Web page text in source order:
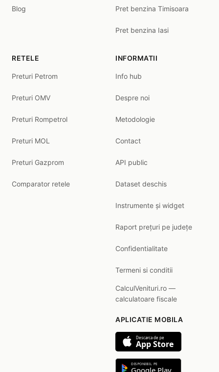
Blog Pret benzina Timisoara
Pret benzina Iasi
RETELE
Preturi Petrom
Preturi OMV
Preturi Rompetrol
Preturi MOL
Preturi Gazprom
Comparator retele
INFORMATII
Info hub
Despre noi
Metodologie
Contact
API public
Dataset deschis
Instrumente și widget
Raport prețuri pe județe
Confidentialitate
Termeni si conditii
CalculVenituri.ro —
calculatoare fiscale
APLICATIE MOBILA
Descarca de pe
App Store
DISPONIBIL PE
Google Play